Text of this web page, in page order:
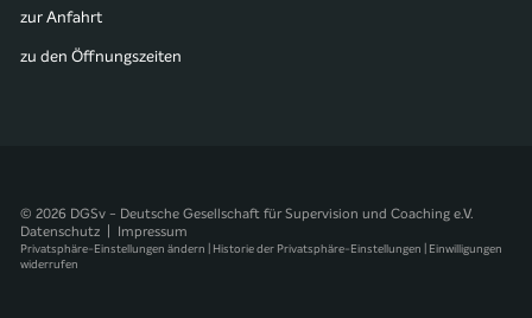
zur Anfahrt
zu den Öffnungszeiten
© 2026 DGSv - Deutsche Gesellschaft für Supervision und Coaching e.V.
Datenschutz
Impressum
Privatsphäre-Einstellungen ändern | Historie der Privatsphäre-Einstellungen | Einwilligungen
widerrufen